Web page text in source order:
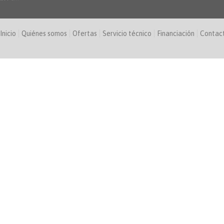
Inicio Quiénes somos Ofertas Servicio técnico Financiación